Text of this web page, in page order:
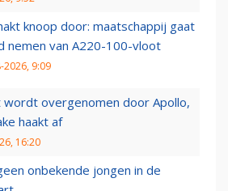
knoop door: maatschappij gaat
nemen van A220-100-vloot
2026, 9:09
wordt overgenomen door Apollo,
haakt af
16:20
onbekende jongen in de